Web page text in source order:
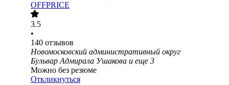
OFFPRICE
3.5
•
140 отзывов
Новомосковский административный округ
Бульвар Адмирала Ушакова и еще 3
Можно без резюме
Откликнуться